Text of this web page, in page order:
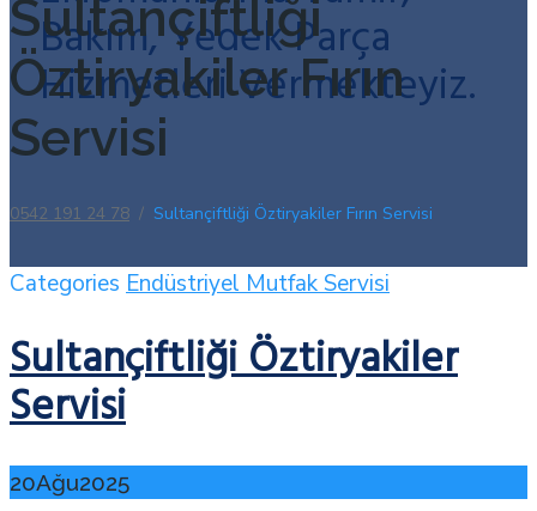
Bakım, Yedek Parça
Hizmetleri Vermekteyiz.
Sultançiftliği
Öztiryakiler Fırın
Servisi
0542 191 24 78 / Sultançiftliği Öztiryakiler Fırın Servisi
Categories Endüstriyel Mutfak Servisi
Sultançiftliği Öztiryakiler
Servisi
20Ağu2025